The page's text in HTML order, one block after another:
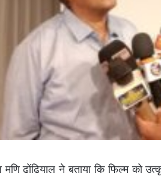
मणि ढोंढियाल ने बताया कि फिल्म